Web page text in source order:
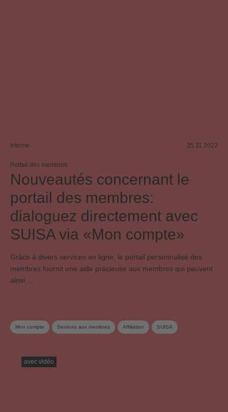
Interne 25.11.2022
Portail des membres
Nouveautés concernant le
portail des membres:
dialoguez directement avec
SUISA via «Mon compte»
Grâce à divers services en ligne, le portail personnalisé des
membres fournit une aide précieuse aux membres qui peuvent
ainsi …
Mon compte Services aux membres Affiliation SUISA
avec vidéo